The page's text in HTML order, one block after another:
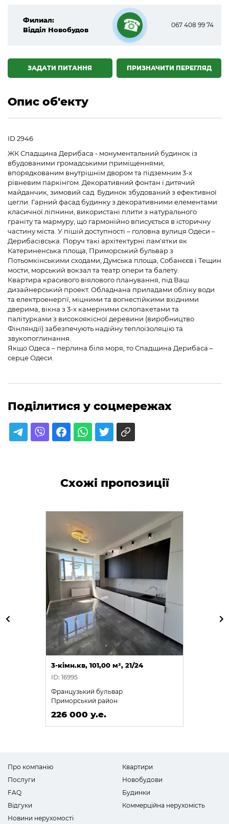
Филиал:
Відділ Новобудов
☎
067 408 99 74
ПРИЗНАЧИТИ ПЕРЕГЛЯД
ЗАДАТИ ПИТАННЯ
Опис об'екту
ID 2946
ЖК Спадщина Дерибаса - монументальний будинок із
вбудованими громадськими приміщеннями,
впорядкованим внутрішнім двором та підземним 3-х
рівневим паркінгом. Декоративний фонтан і дитячий
майданчик, зимовий сад. Будинок збудований з ефективної
цегли. Гарний фасад будинку з декоративними елементами
класичної ліпнини, використані плити з натурального
граніту та мармуру, що гармонійно вписується в історичну
частину міста. У пішій доступності – головна вулиця Одеси –
Дерибасівська. Поруч такі архітектурні пам'ятки як
Катериненська площа, Приморський бульвар з
Потьомкінськими сходами, Думська площа, Собанєєв і Тещин
мости, морський вокзал та театр опери та балету.
Квартира красивого віялового планування, під Ваш
дизайнерський проект. Обладнана приладами обліку води
та електроенергії, міцними та вогнестійкими вхідними
дверима, вікна з 3-х камерними склопакетами та
палітурками з високоякісної деревини (виробництво
Фінляндії) забезпечують надійну теплоізоляцію та
звукопоглинання.
Якщо Одеса – перлина біля моря, то Спадщина Дерибаса –
серце Одеси.
Поділитися у соцмережах
Схожі пропозиції
3-кімн.кв, 101,00 м², 21/24
ID: 16995
Французький бульвар
Приморський район
226 000 у.е.
Про компанію
Послуги
FAQ
Відгуки
Новини нерухомості
Квартири
Новобудови
Будинки
Коммерційна нерухомість